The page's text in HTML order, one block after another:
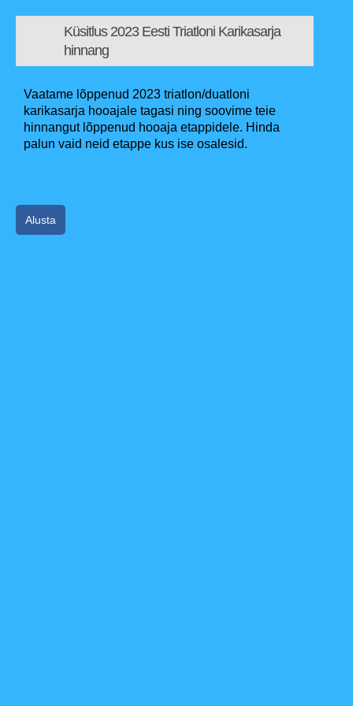
Küsitlus 2023 Eesti Triatloni Karikasarja
hinnang
Vaatame lõppenud 2023 triatlon/duatloni
karikasarja hooajale tagasi ning soovime teie
hinnangut lõppenud hooaja etappidele. Hinda
palun vaid neid etappe kus ise osalesid.